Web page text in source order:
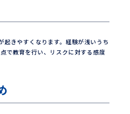
きやすくなります。経験が浅いうち
で教育を行い、リスクに対する感度